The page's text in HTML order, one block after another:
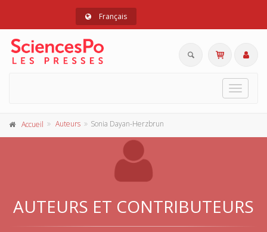
Français
Toggle
Accueil Auteurs Sonia Dayan-Herzbrun
AUTEURS ET CONTRIBUTEURS